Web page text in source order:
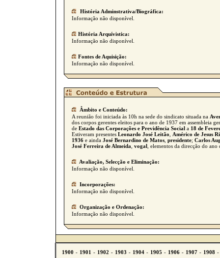
História Adminstrativa/Biográfica:
Informação não disponível.
História Arquívistica:
Informação não disponível.
Fontes de Aquisição:
Informação não disponível.
Âmbito e Conteúdo:
A reunião foi iniciada às 10h na sede do sindicato situada na
dos corpos gerentes eleitos para o ano de 1937 em assembleia
de Estado das Corporações e Previdência Social a 18 de
Estiveram presentes Leonardo José Leitão
Américo de Jesus
1936 e ainda José Bernardino de Matos presidente; Carlos
José Ferreira de Almeida vogal , elementos da direcção do ano
Avaliação, Selecção e Eliminação:
Informação não disponível.
Incorporações:
Informação não disponível.
Organização e Ordenação:
Informação não disponível.